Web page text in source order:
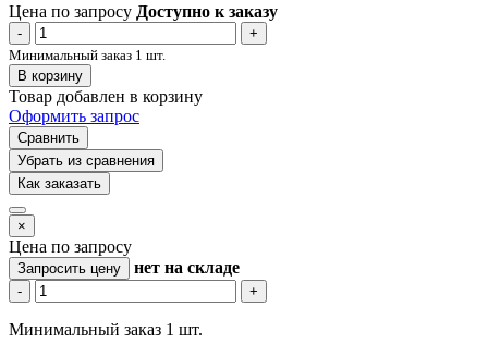
Цена по запросу Доступно к заказу
-
+
Минимальный заказ 1 шт.
В корзину
Товар добавлен в корзину
Оформить запрос
Сравнить
Убрать из сравнения
Как заказать
×
Цена по запросу
Запросить цену нет на складе
- +
Минимальный заказ 1 шт.